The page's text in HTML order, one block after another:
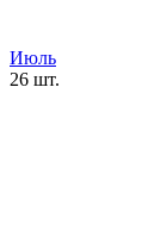
Июль
26 шт.